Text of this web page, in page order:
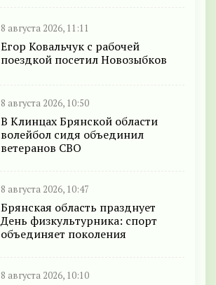
8 августа 2026, 11:11
Егор Ковальчук с рабочей
поездкой посетил Новозыбков
8 августа 2026, 10:50
В Клинцах Брянской области
волейбол сидя объединил
ветеранов СВО
8 августа 2026, 10:47
Брянская область празднует
День физкультурника: спорт
объединяет поколения
8 августа 2026, 10:10